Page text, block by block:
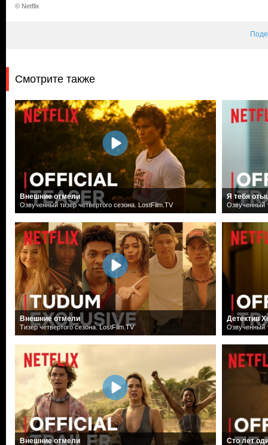
© Netflix
Смотрите также
Внешние отмели
Озвученный тизер четвертого сезона. LostFilm.TV
Внешние отмели
Тизер четвертого сезона. LostFilm.TV
Внешние отмели
Я тебя
Озвученный
Детектив
Озвученный
Сто лет